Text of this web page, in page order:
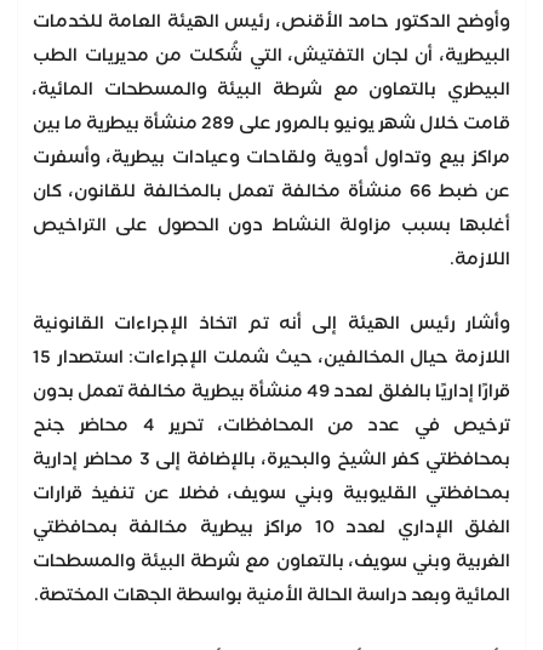
وأوضح الدكتور حامد الأقنص، رئيس الهيئة العامة للخدمات
البيطرية، أن لجان التفتيش، التي شُكلت من مديريات الطب
البيطري بالتعاون مع شرطة البيئة والمسطحات المائية،
قامت خلال شهر يونيو بالمرور على 289 منشأة بيطرية ما بين
مراكز بيع وتداول أدوية ولقاحات وعيادات بيطرية، وأسفرت
عن ضبط 66 منشأة مخالفة تعمل بالمخالفة للقانون، كان
أغلبها بسبب مزاولة النشاط دون الحصول على التراخيص
اللازمة.
وأشار رئيس الهيئة إلى أنه تم اتخاذ الإجراءات القانونية
اللازمة حيال المخالفين، حيث شملت الإجراءات: استصدار 15
قرارًا إداريًا بالغلق لعدد 49 منشأة بيطرية مخالفة تعمل بدون
ترخيص في عدد من المحافظات، تحرير 4 محاضر جنح
بمحافظتي كفر الشيخ والبحيرة، بالإضافة إلى 3 محاضر إدارية
بمحافظتي القليوبية وبني سويف، فضلا عن تنفيذ قرارات
الغلق الإداري لعدد 10 مراكز بيطرية مخالفة بمحافظتي
الغربية وبني سويف، بالتعاون مع شرطة البيئة والمسطحات
المائية وبعد دراسة الحالة الأمنية بواسطة الجهات المختصة.